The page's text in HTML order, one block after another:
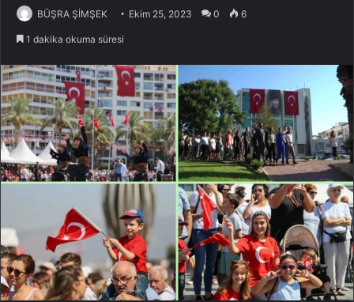
BÜŞRA ŞİMŞEK Ekim 25, 2023 0 6
1 dakika okuma süresi